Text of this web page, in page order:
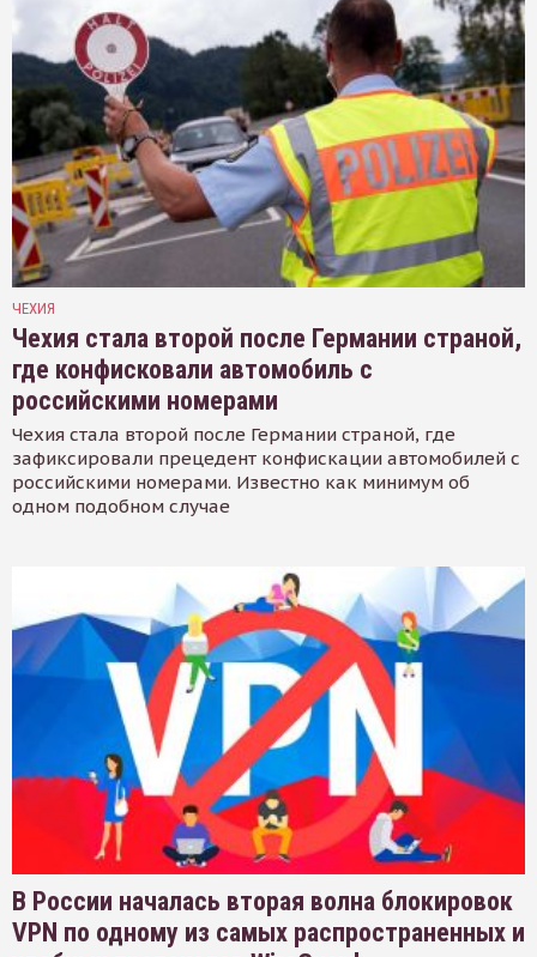
ЧЕХИЯ
Чехия стала второй после Германии страной,
где конфисковали автомобиль с
российскими номерами
Чехия стала второй после Германии страной, где
зафиксировали прецедент конфискации автомобилей с
российскими номерами. Известно как минимум об
одном подобном случае
В России началась вторая волна блокировок
VPN по одному из самых распространенных и